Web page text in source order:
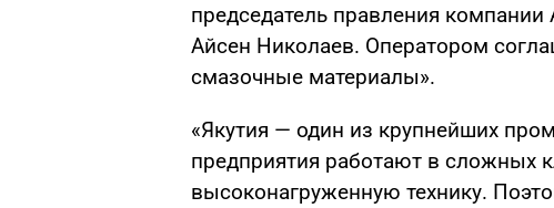
председатель правления
Айсен Николаев. Оператором
смазочные материалы».
«Якутия — один из крупнейших
предприятия работают в сложных
высоконагруженную технику.